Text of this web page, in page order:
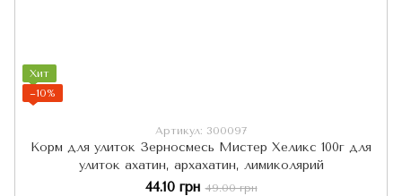
Хит
−10%
Артикул: 300097
Корм для улиток Зерносмесь Мистер Хеликс 100г для
улиток ахатин, архахатин, лимиколярий
44.10 грн 49.00 грн